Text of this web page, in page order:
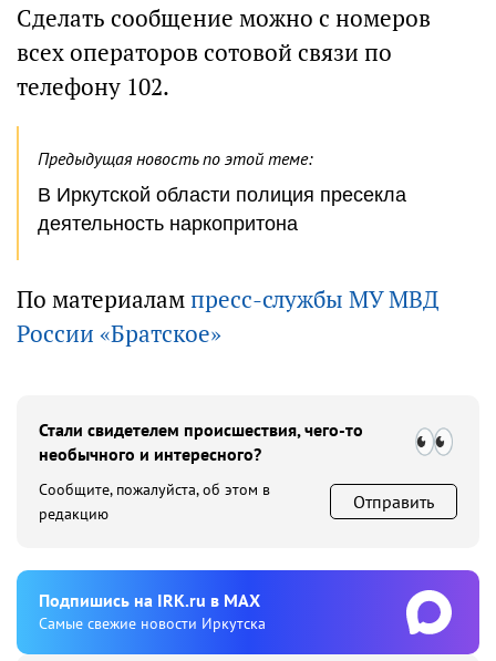
Сделать сообщение можно с номеров
всех операторов сотовой связи по
телефону 102.
Предыдущая новость по этой теме:
В Иркутской области полиция пресекла
деятельность наркопритона
По материалампресс-службы МУ МВД
России «Братское»
Стали свидетелем происшествия, чего-то
необычного и интересного?
Сообщите, пожалуйста, об этом в
редакцию
Отправить
Подпишиcь на IRK.ru в MAX
Cамые свежие новости Иркутска